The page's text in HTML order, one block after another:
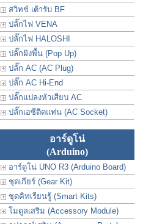
สวิทช์ เต้ารับ BF
ปลั๊กไฟ VENA
ปลั๊กไฟ HALOSHI
ปลั๊กฝังพื้น (Pop Up)
ปลั๊ก AC (AC Plug)
ปลั๊ก AC Hi-End
ปลั๊กแปลงหัวเสียบ AC
ปลั๊กเอซีติดแท่น (AC Socket)
อาร์ดูโน่
(Arduino)
อาร์ดูโน่ UNO R3 (Arduino Board)
ชุดเกียร์ (Gear Kit)
ชุดคิทเรียนรู้ (Smart Kits)
โมดูลเสริม (Accessory Module)